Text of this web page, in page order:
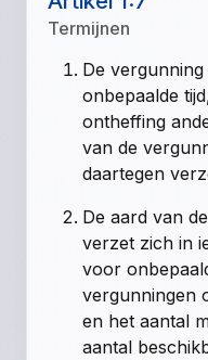
Termijnen
De
onbepaalde
ontheffing
van de
daartegen
De aard van
verzet zich in
voor
vergunningen
en het aantal
aantal